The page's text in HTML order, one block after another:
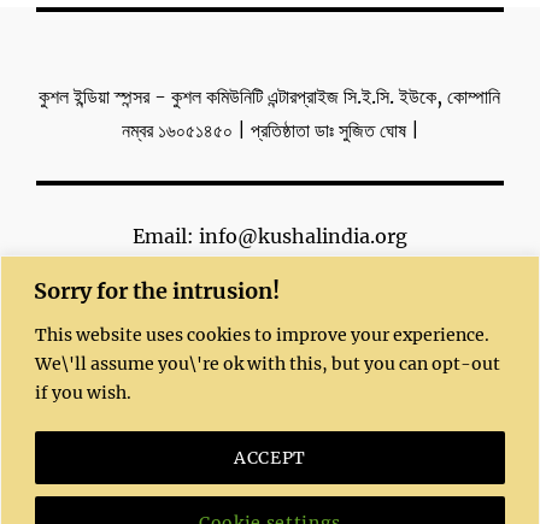
Sorry for the intrusion!
This website uses cookies to improve your experience.
We\'ll assume you\'re ok with this, but you can opt-out
if you wish.
ACCEPT
কুশল ইন্ডিয়া স্পন্সর - কুশল কমিউনিটি এন্টারপ্রাইজ সি.ই.সি. ইউকে, কোম্পানি
নম্বর ১৬০৫১৪৫০ | প্রতিষ্ঠাতা ডাঃ সুজিত ঘোষ |
Email: info@kushalindia.org
© 2020 by
licensed underCC BY-NC-SA 4.0
Powered by Kushal India